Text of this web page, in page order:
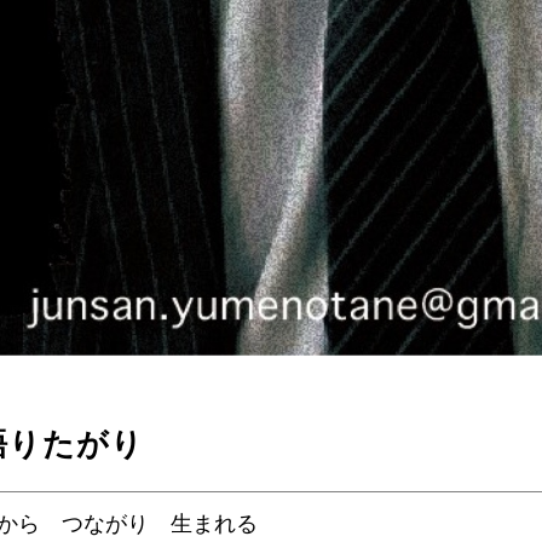
たがり
から つながり 生まれる